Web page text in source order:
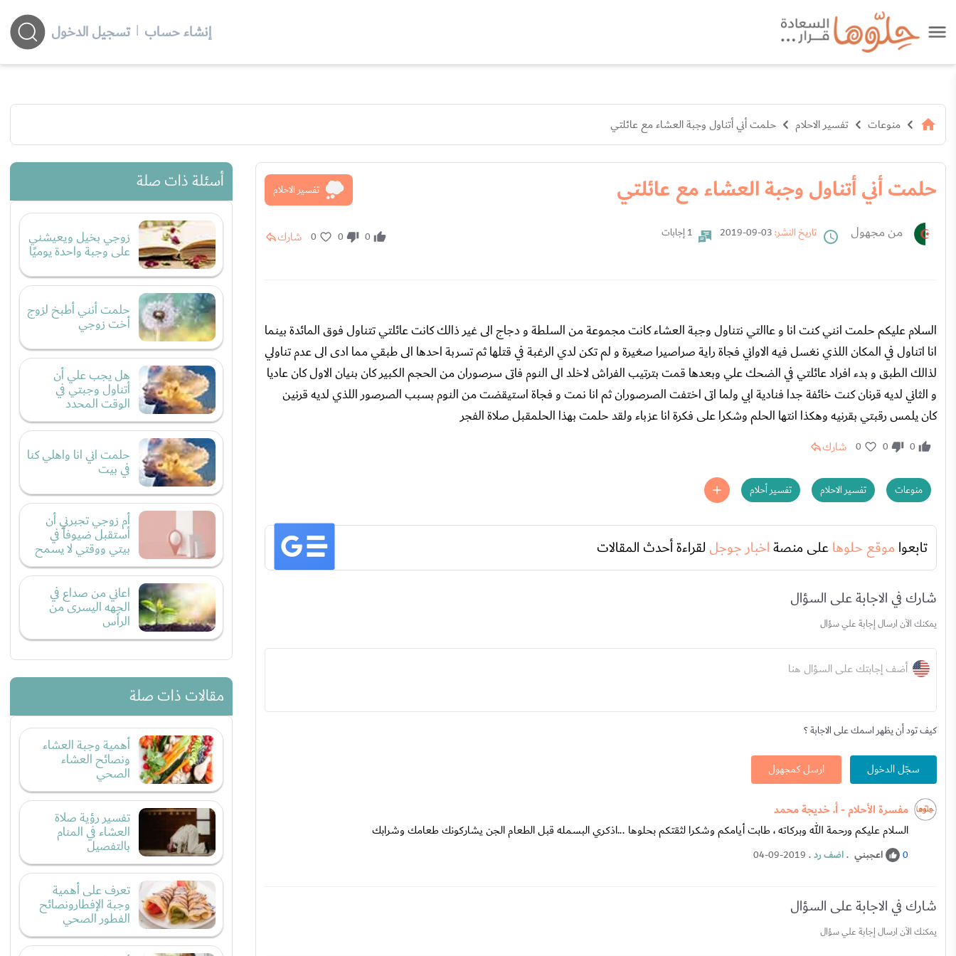
إنشاء حساب | تسجيل الدخول
منوعات تفسير الاحلام حلمت أني أتناول وجبة العشاء مع عائلتي
حلمت أني أتناول وجبة العشاء مع عائلتي تفسير الاحلام
من مجهول تاريخ النشر: 1 إجابات 0
0
0 شارك
السلام عليكم حلمت انني كنت انا و عاالتي نتناول وجبة العشاء كانت مجموعة من السلطة و دجاج الى غير ذالك كانت عائلتي تتناول فوق المائدة بينما
انا اتناول في المكان اللذي نغسل فيه الاواني فجاة راية صراصيرا صغيرة و لم تكن لدي الرغبة في قتلها ثم تسربة احدها الى طبقي مما ادى الى عدم تناولي
لذالك الطبق و بدء افراد عائلتي في الضحك علي وبعدها قمت بترتيب الفراش لاخلد الى النوم فاتى سرصوران من الحجم الكبير كان بنيان الاول كان عاديا
و الثاني لديه قرنان كنت خائفة جدا فنادية ابي ولما اتى اختفت الصرصوران ثم انا نمت و فجاة استيقضت من النوم بسبب الصرصور اللذي لديه قرنين
كان يلمس رقبتي بقرنيه وهكذا انتها الحلم وشكرا على فكرة انا عزباء ولقد حلمت بهذا الحلمقبل صلاة الفجر
0
0
0 شارك
منوعات تفسير الاحلام تفسير أحلام
تابعوا موقع حلوهاعلى منصةاخبار جوجل لقراءة أحدث المقالات
شارك في الاجابة على السؤال
يمكنك الآن ارسال إجابة علي سؤال
أضف إجابتك على السؤال هنا
كيف تود أن يظهر اسمك على الاجابة ؟
سجّل الدخول ارسل كمجهول
مفسرة الأحلام - أ. خديجة محمد
السلام عليكم ورحمة الله وبركاته ، طابت أيامكم وشكرا لثقتكم بحلوها ...اذكري البسمله قبل الطعام الجن يشاركونك طعامك وشرابك
0 اعجبني .اضف رد.
04-09-2019
شارك في الاجابة على السؤال
يمكنك الآن ارسال إجابة علي سؤال
أسئلة ذات صلة
زوجي بخيل ويعيشني
على وجبة واحدة يوميًا
حلمت أنني أطبخ لزوج
أخت زوجي
هل يجب علي أن
أتناول وجبتي في
الوقت المحدد
حلمت اني انا واهلي كنا
في بيت
أم زوجي تجبرني أن
أستقبل ضيوفاً في
بيتي ووقتي لا يسمح
اعاني من صداع في
الجهه اليسرى من
الرأس
مقالات ذات صلة
أهمية وجبة العشاء
ونصائح العشاء
الصحي
تفسير رؤية صلاة
العشاء في المنام
بالتفصيل
تعرف على أهمية
وجبة الإفطارونصائح
الفطور الصحي